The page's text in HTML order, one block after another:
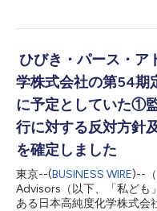
式について、2024年７月
造改革と成長を応援し、株
して参りました。そして、
ホールディングス株式会社
価総額評価で885億円の公
れは、CVCの支援による、
されております。 私ども
るMBO及び非公開化のご英
敬意を表したいと存じます
持続的成長の土台を固める
ト・エクイティ投資会社と
ひびき・パース・ア
学株式会社の第54期
に予定としていた①
行に対する反対方針
を確定しました
東京--(BUSINESS WIRE)--
Advisors（以下、「私ども
ある日本高純度化学株式